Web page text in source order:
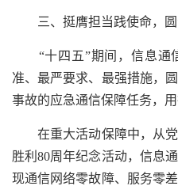
三、挺膺担当践使命，圆
“十四五”期间，信息通
准、最严要求、最强措施，
事故的应急通信保障任务，用
在重大活动保障中，从党
胜利80周年纪念活动，信息
现通信网络零故障、服务零